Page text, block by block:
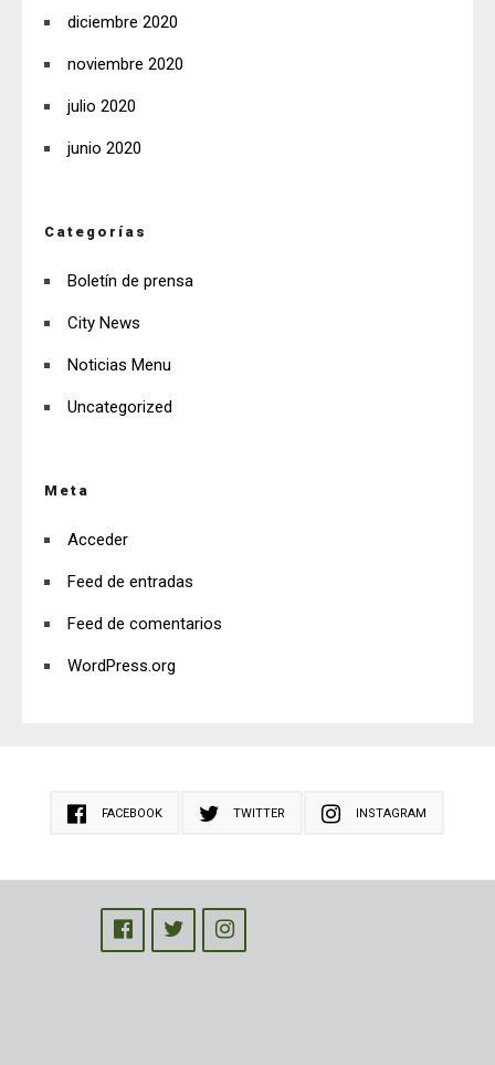
diciembre 2020
noviembre 2020
julio 2020
junio 2020
Categorías
Boletín de prensa
City News
Noticias Menu
Uncategorized
Meta
Acceder
Feed de entradas
Feed de comentarios
WordPress.org
FACEBOOK TWITTER INSTAGRAM